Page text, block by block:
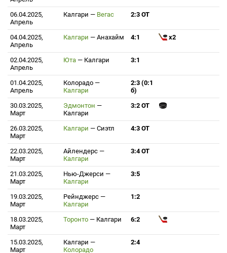
06.04.2025,
Апрель
Калгари — Вегас 2:3 ОТ
04.04.2025,
Апрель
Калгари — Анахайм 4:1 x2
02.04.2025,
Апрель
Юта — Калгари 3:1
01.04.2025,
Апрель
Колорадо —
Калгари
2:3 (0:1
б)
30.03.2025,
Март
Эдмонтон —
Калгари
3:2 ОТ
26.03.2025,
Март
Калгари — Сиэтл 4:3 ОТ
22.03.2025,
Март
Айлендерс —
Калгари
3:4 ОТ
21.03.2025,
Март
Нью-Джерси —
Калгари
3:5
19.03.2025,
Март
Рейнджерс —
Калгари
1:2
18.03.2025,
Март
Торонто — Калгари 6:2
15.03.2025,
Март
Калгари —
Колорадо
2:4